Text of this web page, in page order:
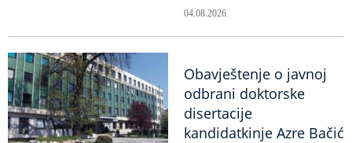
04.08.2026.
Obavještenje o javnoj
odbrani doktorske
disertacije
kandidatkinje Azre Bačić